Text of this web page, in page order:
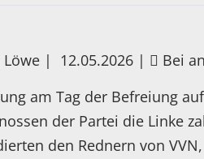
| 12.05.2026 |
Bei
am Tag der Befreiung
der Partei die Linke
den Rednern von